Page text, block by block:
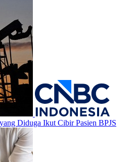
Diduga Ikut Cibir Pasien BPJS